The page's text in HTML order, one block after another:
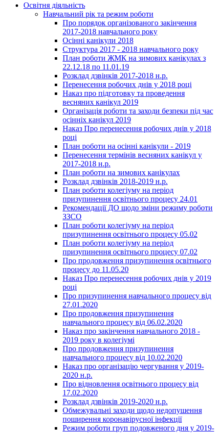
Освітня діяльність
Навчальний рік та режим роботи
Про порядок організованого закінчення
2017-2018 навчального року
Осінні канікули 2018
Структура 2017 - 2018 навчального року
План роботи ЖМК на зимових канікулах з
22.12.18 по 11.01.19
Розклад дзвінків 2017-2018 н.р.
Перенесення робочих днів у 2018 році
Наказ про підготовку та проведення
весняних канікул 2019
Організація роботи та заходи безпеки під час
осінніх канікул 2019
Наказ Про перенесення робочих днів у 2018
році
План роботи на осінні канікули - 2019
Перенесення термінів весняних канікул у
2017-2018 н.р.
План роботи на зимових канікулах
Розклад дзвінків 2018-2019 н.р.
План роботи колегіуму на період
призупинення освітнього процесу 24.01
Рекомендації ДО щодо зміни режиму роботи
ЗЗСО
План роботи колегіуму на період
призупинення освітнього процесу 05.02
План роботи колегіуму на період
призупинення освітнього процесу 07.02
Про продовження призупинення освітнього
процесу до 11.05.20
Наказ Про перенесення робочих днів у 2019
році
Про призупинення навчального процесу від
27.01.2020
Про продовження призупинення
навчального процесу від 06.02.2020
Наказ про закінчення навчального 2018 -
2019 року в колегіумі
Про продовження призупинення
навчального процесу від 10.02.2020
Наказ про організацію чергування у 2019-
2020 н.р.
Про відновлення освітнього процесу від
17.02.2020
Розклад дзвінків 2019-2020 н.р.
Обмежувальні заходи щодо недопушення
поширення коронавірусної інфекції
Режим роботи груп подовженого дня у 2019-